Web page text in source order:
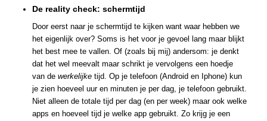
De reality check: schermtijd
Door eerst naar je schermtijd te kijken want waar hebben we
het eigenlijk over? Soms is het voor je gevoel lang maar blijkt
het best mee te vallen. Of (zoals bij mij) andersom: je denkt
dat het wel meevalt maar schrikt je vervolgens een hoedje
van de werkelijketijd. Op je telefoon (Android en Iphone) kun
je zien hoeveel uur en minuten je per dag, je telefoon gebruikt.
Niet alleen de totale tijd per dag (en per week) maar ook welke
apps en hoeveel tijd je welke app gebruikt. Zo krijg je een